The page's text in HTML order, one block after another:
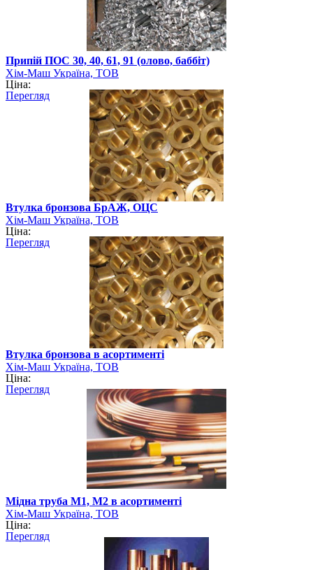
Припій ПОС 30, 40, 61, 91 (олово, баббіт)
Хім-Маш Україна, ТОВ
Ціна:
Перегляд
Втулка бронзова БрАЖ, ОЦС
Хім-Маш Україна, ТОВ
Ціна:
Перегляд
Втулка бронзова в асортименті
Хім-Маш Україна, ТОВ
Ціна:
Перегляд
Мідна труба М1, М2 в асортименті
Хім-Маш Україна, ТОВ
Ціна:
Перегляд